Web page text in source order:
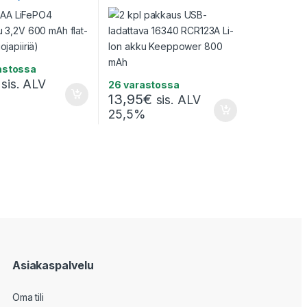
sis. ALV
Li-Ion akku Keeppower
800 mAh
26 varastossa
13,95€ sis. ALV
25,5%
Asiakaspalvelu
Oma tili